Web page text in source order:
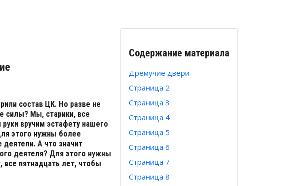
Содержание материала
Дремучие двери
Страница 2
Страница 3
Страница 4
Страница 5
Страница 6
Страница 7
Страница 8
состав ЦК. Но разве не
силы? Мы, старики, все
вручим эстафету нашего
этого нужны более
А что значит
деятеля? Для этого нужны
все пятнадцать лет, чтобы